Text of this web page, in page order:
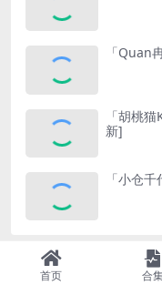
「Quan
「胡桃
新]
「小仓
Copyright ©
首页 合